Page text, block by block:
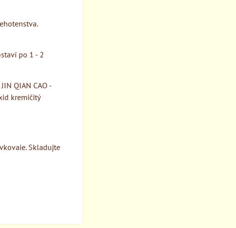
po 1 - 2
QIAN CAO -
kremičitý
Skladujte